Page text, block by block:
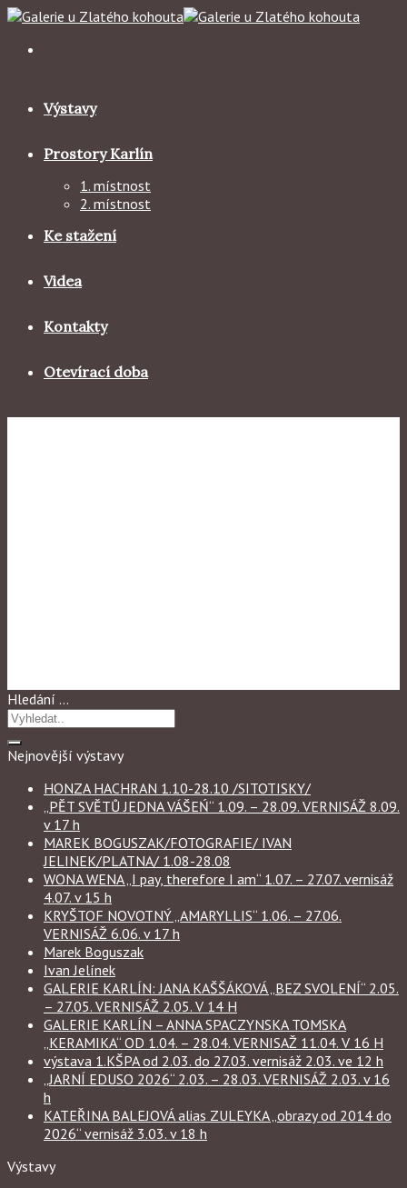
Skip
content
Výstavy
Prostory Karlín
1. místnost
2. místnost
Ke stažení
Videa
Kontakty
Otevírací doba
Hledání …
Nejnovější výstavy
HONZA HACHRAN 1.10-28.10 /SITOTISKY/
„PĚT SVĚTŮ JEDNA VÁŠEŃ“ 1.09. – 28.09. VERNISÁŽ 8.09.
v 17 h
MAREK BOGUSZAK/FOTOGRAFIE/ IVAN
JELINEK/PLATNA/ 1.08-28.08
WONA WENA „I pay, therefore I am“ 1.07. – 27.07. vernisáž
4.07. v 15 h
KRYŠTOF NOVOTNÝ „AMARYLLIS“ 1.06. – 27.06.
VERNISÁŽ 6.06. v 17 h
Marek Boguszak
Ivan Jelínek
GALERIE KARLÍN: JANA KAŠŠÁKOVÁ „BEZ SVOLENÍ“ 2.05.
– 27.05. VERNISÁŽ 2.05. V 14 H
GALERIE KARLÍN – ANNA SPACZYNSKA TOMSKA
„KERAMIKA“ OD 1.04. – 28.04. VERNISAŽ 11.04. V 16 H
výstava 1.KŠPA od 2.03. do 27.03. vernisáž 2.03. ve 12 h
„JARNÍ EDUSO 2026“ 2.03. – 28.03. VERNISÁŽ 2.03. v 16
h
KATEŘINA BALEJOVÁ alias ZULEYKA „obrazy od 2014 do
2026“ vernisáž 3.03. v 18 h
Výstavy